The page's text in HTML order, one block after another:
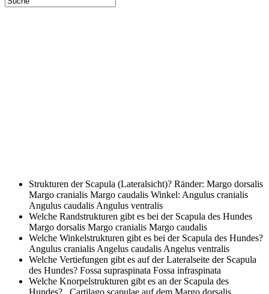
Strukturen der Scapula (Lateralsicht)? Ränder: Margo dorsalis
Margo cranialis Margo caudalis Winkel: Angulus cranialis
Angulus caudalis Angulus ventralis
Welche Randstrukturen gibt es bei der Scapula des Hundes
Margo dorsalis Margo cranialis Margo caudalis
Welche Winkelstrukturen gibt es bei der Scapula des Hundes?
Angulus cranialis Angelus caudalis Angelus ventralis
Welche Vertiefungen gibt es auf der Lateralseite der Scapula
des Hundes? Fossa supraspinata Fossa infraspinata
Welche Knorpelstrukturen gibt es an der Scapula des
Hundes?
Cartilago scapulae auf dem Margo dorsalis